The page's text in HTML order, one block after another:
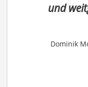
und
Dominik